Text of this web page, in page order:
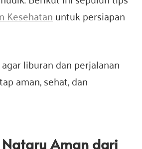
Kesehatanuntuk persiapan
liburan dan perjalanan
aman, sehat, dan
Aman dari